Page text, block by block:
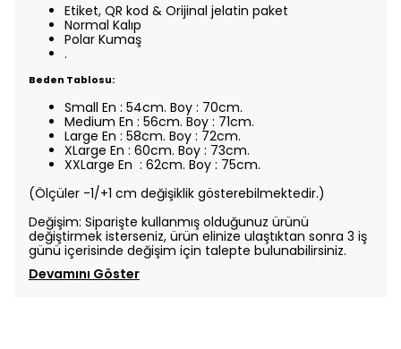
Etiket, QR kod & Orijinal jelatin paket
Normal Kalıp
Polar Kumaş
.
Beden Tablosu:
Small En : 54cm. Boy : 70cm.
Medium En : 56cm. Boy : 71cm.
Large En : 58cm. Boy : 72cm.
XLarge En : 60cm. Boy : 73cm.
XXLarge En : 62cm. Boy : 75cm.
(Ölçüler -1/+1 cm değişiklik gösterebilmektedir.)
Değişim: Siparişte kullanmış olduğunuz ürünü
değiştirmek isterseniz, ürün elinize ulaştıktan sonra 3 iş
günü içerisinde değişim için talepte bulunabilirsiniz.
Devamını Göster